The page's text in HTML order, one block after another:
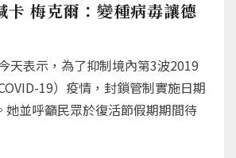
卡 梅克爾：變種病毒讓德
天表示，為了抑制境內第3波2019
19）疫情，封鎖管制實施日期
她並呼籲民眾於復活節假期期間待